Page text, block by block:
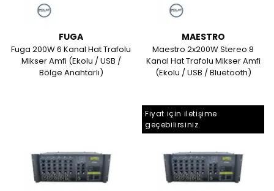
FUGA
Fuga 200W 6 Kanal Hat Trafolu
Mikser Amfi (Ekolu / USB /
Bölge Anahtarlı)
MAESTRO
Maestro 2x200W Stereo 8
Kanal Hat Trafolu Mikser Amfi
(Ekolu / USB / Bluetooth)
Fiyat için iletişime
geçebilirsiniz.